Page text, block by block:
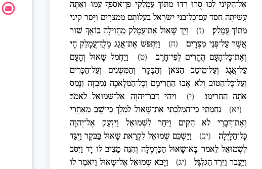
אֶל־הַקֵּינִי לְכוּ סֻּרוּ רְדוּ מִתּוֹךְ עֲמָלֵקִי פֶּן־אֹסִפְךָ עִמּוֹ וְאַתָּה
עָשִׂיתָה חֶסֶד עִם־כָּל־בְּנֵי יִשְׂרָאֵל בַּעֲלוֹתָם מִמִּצְרָיִם וַיָּסַר קֵינִי
מִתּוֹךְ עֲמָלֵק׃
(ז)
וַיַּךְ שָׁאוּל אֶת־עֲמָלֵק מֵחֲוִילָה בּוֹאֲךָ שׁוּר
אֲשֶׁר עַל־פְּנֵי מִצְרָיִם׃
(ח)
וַיִּתְפֹּשׂ אֶת־אֲגַג מֶלֶךְ־עֲמָלֵק חָי
וְאֶת־כָּל־הָעָם הֶחֱרִים לְפִי־חָרֶב׃
(ט)
וַיַּחְמֹל שָׁאוּל וְהָעָם
עַל־אֲגָג וְעַל־מֵיטַב הַצֹּאן וְהַבָּקָר וְהַמִּשְׁנִים וְעַל־הַכָּרִים
וְעַל־כָּל־הַטּוֹב וְלֹא אָבוּ הַחֲרִימָם וְכָל־הַמְּלָאכָה נְמִבְזָה וְנָמֵס
אֹתָהּ הֶחֱרִימוּ׃
(י)
וַיְהִי דְּבַר־יְהוָה אֶל־שְׁמוּאֵל לֵאמֹר׃
(יא)
נִחַמְתִּי כִּי־הִמְלַכְתִּי אֶת־שָׁאוּל לְמֶלֶךְ כִּי־שָׁב מֵאַחֲרַי
וְאֶת־דְּבָרַי לֹא הֵקִים וַיִּחַר לִשְׁמוּאֵל וַיִּזְעַק אֶל־יְהוָה
כָּל־הַלָּיְלָה׃
(יב)
וַיַּשְׁכֵּם שְׁמוּאֵל לִקְרַאת שָׁאוּל בַּבֹּקֶר וַיֻּגַּד
לִשְׁמוּאֵל לֵאמֹר בָּא־שָׁאוּל הַכַּרְמֶלָה וְהִנֵּה מַצִּיב לוֹ יָד וַיִּסֹּב
וַיַּעֲבֹר וַיֵּרֶד הַגִּלְגָּל׃
(יג) וַיָּבֹא שְׁמוּאֵל אֶל־שָׁאוּל וַיֹּאמֶר לוֹ